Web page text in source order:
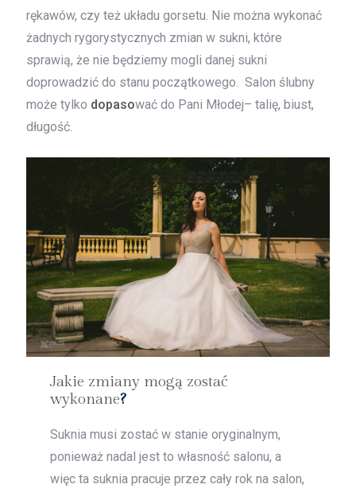
rękawów, czy też układu gorsetu. Nie można wykonać
żadnych rygorystycznych zmian w sukni, które
sprawią, że nie będziemy mogli danej sukni
doprowadzić do stanu początkowego. Salon ślubny
może tylko dopasować do Pani Młodej– talię, biust,
długość.
Jakie zmiany mogą zostać
wykonane?
Suknia musi zostać w stanie oryginalnym,
ponieważ nadal jest to własność salonu, a
więc ta suknia pracuje przez cały rok na salon,